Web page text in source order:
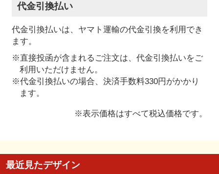
代金引換払い
代金引換払いは、ヤマト運輸の代金引換を利用でき
ます。
※直接投函が含まれるご注文は、代金引換払いをご
利用いただけません。
※代金引換払いの場合、決済手数料330円がかかり
ます。
※表示価格はすべて税込価格です。
最近見たデザイン